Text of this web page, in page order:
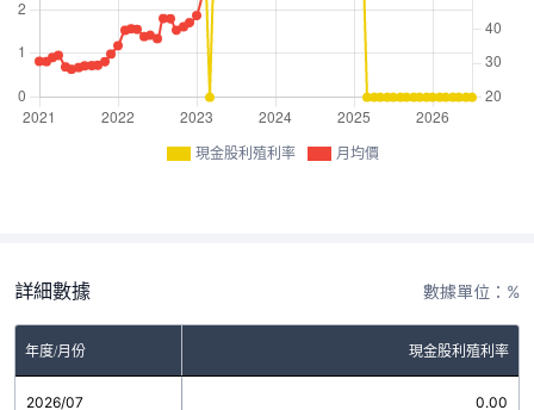
現金股利殖利率 月均價
詳細數據 數據單位：%
年度/月份 現金股利殖利率
2026/07 0.00